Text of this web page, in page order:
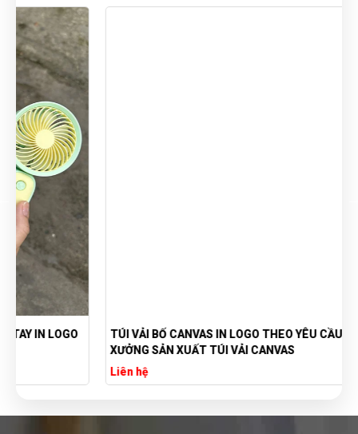
TÚI VẢI BỐ CANVAS IN LOGO THEO YÊU CẦU GIÁ RẺ -
XƯỞNG SẢN XUẤT TÚI VẢI CANVAS